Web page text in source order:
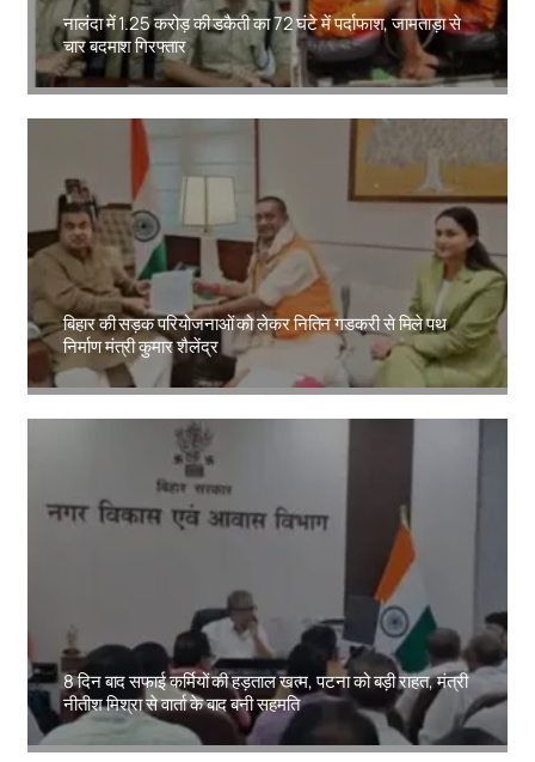
नालंदा में 1.25 करोड़ की डकैती का 72 घंटे में पर्दाफाश, जामताड़ा से
चार बदमाश गिरफ्तार
Amit Lekh
बिहार की सड़क परियोजनाओं को लेकर नितिन गडकरी से मिले पथ
निर्माण मंत्री कुमार शैलेंद्र
Amit Lekh
8 दिन बाद सफाई कर्मियों की हड़ताल खत्म, पटना को बड़ी राहत, मंत्री
नीतीश मिश्रा से वार्ता के बाद बनी सहमति